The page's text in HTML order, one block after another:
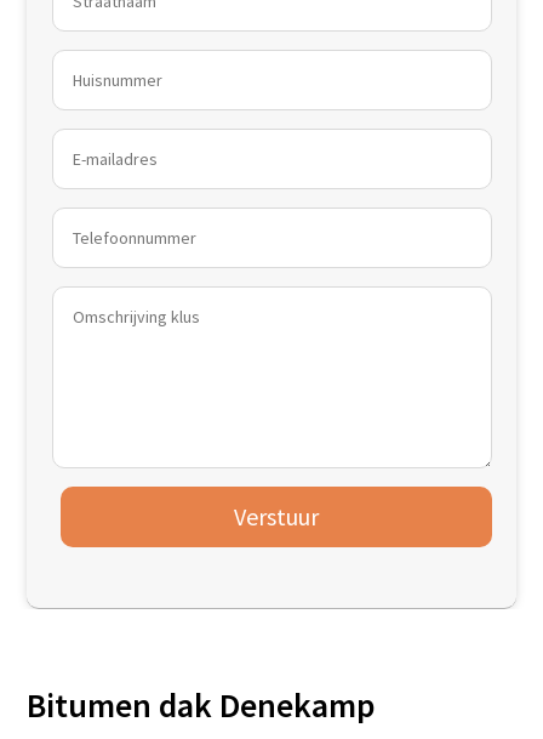
Verstuur
Bitumen dak Denekamp